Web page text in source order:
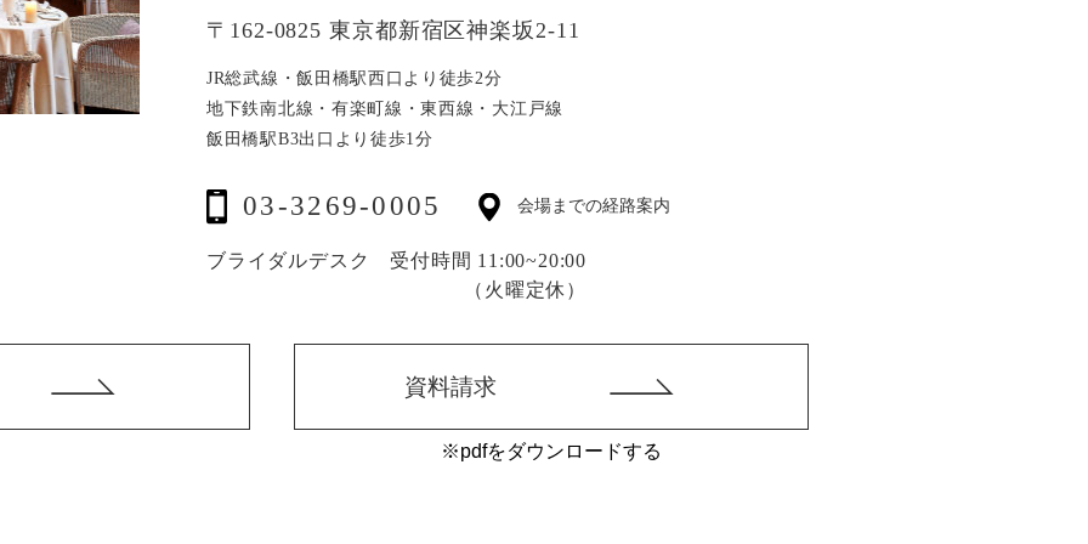
〒162-0825 東京都新宿区神楽坂2-11
JR総武線・飯田橋駅西口より徒歩2分
地下鉄南北線・有楽町線・東西線・大江戸線
飯田橋駅B3出口より徒歩1分
会場までの経路案内
03-3269-0005
ブライダルデスク 受付時間 11:00~20:00
（火曜定休）
資料請求
※pdfをダウンロードする